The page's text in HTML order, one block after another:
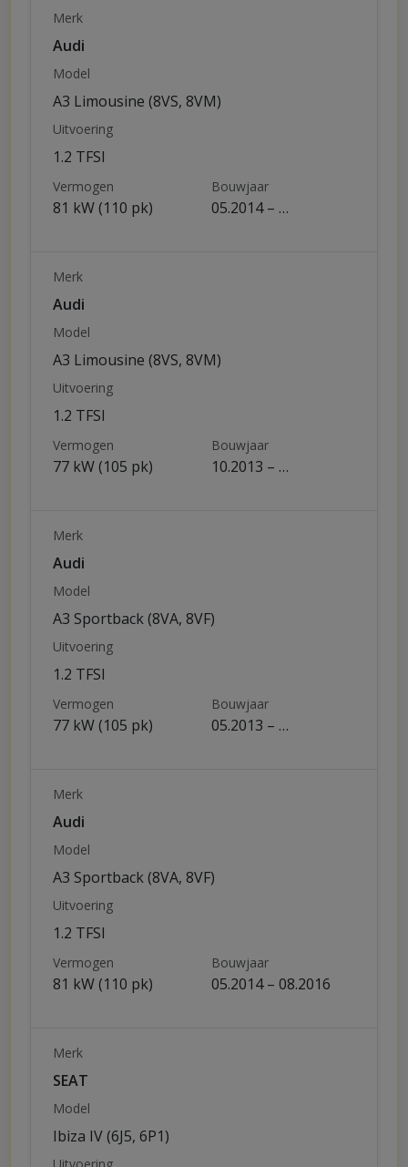
Merk
Audi
Model
A3 Limousine (8VS, 8VM)
Uitvoering
1.2 TFSI
Vermogen
81 kW (110 pk)
Bouwjaar
05.2014 – …
Merk
Audi
Model
A3 Limousine (8VS, 8VM)
Uitvoering
1.2 TFSI
Vermogen
77 kW (105 pk)
Bouwjaar
10.2013 – …
Merk
Audi
Model
A3 Sportback (8VA, 8VF)
Uitvoering
1.2 TFSI
Vermogen
77 kW (105 pk)
Bouwjaar
05.2013 – …
Merk
Audi
Model
A3 Sportback (8VA, 8VF)
Uitvoering
1.2 TFSI
Vermogen
81 kW (110 pk)
Bouwjaar
05.2014 – 08.2016
Merk
SEAT
Model
Ibiza IV (6J5, 6P1)